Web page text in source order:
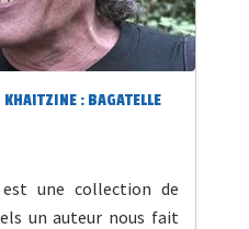
KHAITZINE : BAGATELLE
est une collection de
un auteur nous fait